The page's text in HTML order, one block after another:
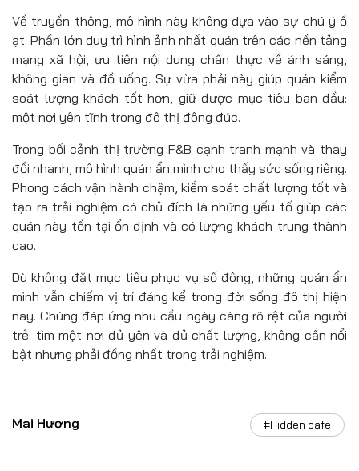
Về truyền thông, mô hình này không dựa vào sự chú ý ồ
ạt. Phần lớn duy trì hình ảnh nhất quán trên các nền tảng
mạng xã hội, ưu tiên nội dung chân thực về ánh sáng,
không gian và đồ uống. Sự vừa phải này giúp quán kiểm
soát lượng khách tốt hơn, giữ được mục tiêu ban đầu:
một nơi yên tĩnh trong đô thị đông đúc.
Trong bối cảnh thị trường F&B cạnh tranh mạnh và thay
đổi nhanh, mô hình quán ẩn mình cho thấy sức sống riêng.
Phong cách vận hành chậm, kiểm soát chất lượng tốt và
tạo ra trải nghiệm có chủ đích là những yếu tố giúp các
quán này tồn tại ổn định và có lượng khách trung thành
cao.
Dù không đặt mục tiêu phục vụ số đông, những quán ẩn
mình vẫn chiếm vị trí đáng kể trong đời sống đô thị hiện
nay. Chúng đáp ứng nhu cầu ngày càng rõ rệt của người
trẻ: tìm một nơi đủ yên và đủ chất lượng, không cần nổi
bật nhưng phải đồng nhất trong trải nghiệm.
Mai Hương #Hidden cafe